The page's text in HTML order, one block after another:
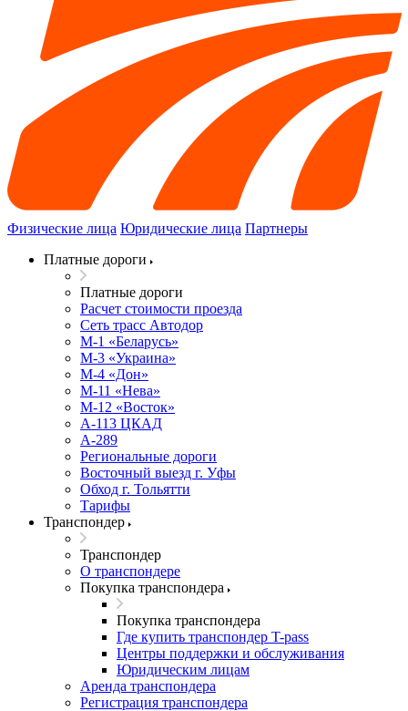
Физические лица Юридические лица Партнеры
Платные дороги
Платные дороги
Расчет стоимости проезда
Сеть трасс Автодор
М-1 «Беларусь»
М-3 «Украина»
М-4 «Дон»
М-11 «Нева»
М-12 «Восток»
А-113 ЦКАД
А-289
Региональные дороги
Восточный выезд г. Уфы
Обход г. Тольятти
Тарифы
Транспондер
Транспондер
О транспондере
Покупка транспондера
Покупка транспондера
Где купить транспондер T-pass
Центры поддержки и обслуживания
Юридическим лицам
Аренда транспондера
Регистрация транспондера